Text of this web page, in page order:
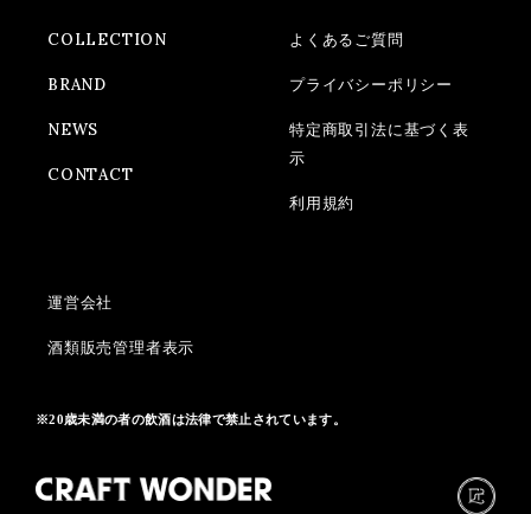
COLLECTION
BRAND
NEWS
CONTACT
よくあるご質問
プライバシーポリシー
特定商取引法に基づく表
示
利用規約
運営会社
酒類販売管理者表示
※20歳未満の者の飲酒は法律で禁止されています。